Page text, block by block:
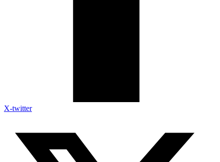
X-twitter